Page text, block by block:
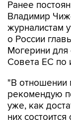
Ранее
Владимир
журналистам
о России
Могерини для
Совета ЕС по
"В отношении
рекомендую
уже, как
них состоится